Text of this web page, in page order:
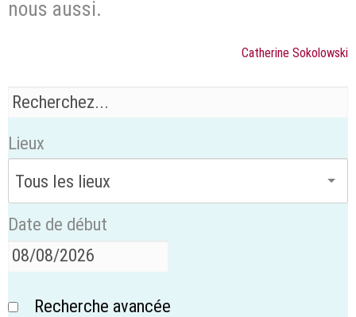
nous aussi.
Catherine Sokolowski
Lieux
Date de début
Recherche avancée